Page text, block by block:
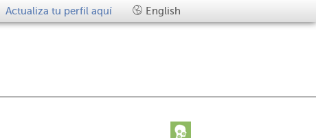
Actualiza tu perfil aquí English